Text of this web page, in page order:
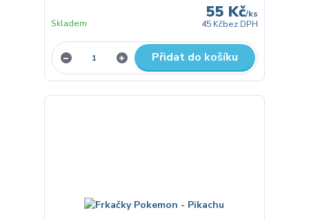
55 Kč/ks
45 Kčbez DPH
Skladem
Přidat do košíku